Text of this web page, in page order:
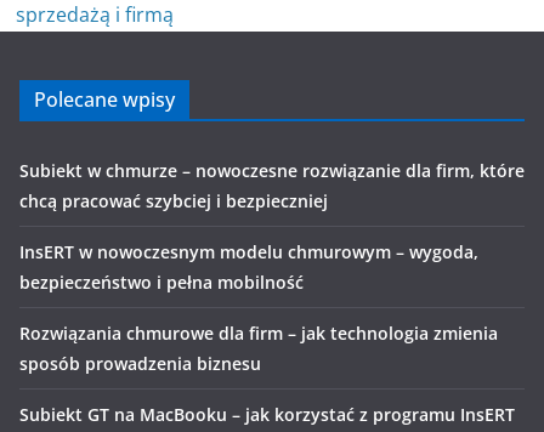
sprzedażą i firmą
Polecane wpisy
Subiekt w chmurze – nowoczesne rozwiązanie dla firm, które
chcą pracować szybciej i bezpieczniej
InsERT w nowoczesnym modelu chmurowym – wygoda,
bezpieczeństwo i pełna mobilność
Rozwiązania chmurowe dla firm – jak technologia zmienia
sposób prowadzenia biznesu
Subiekt GT na MacBooku – jak korzystać z programu InsERT